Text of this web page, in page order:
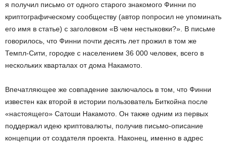
я получил письмо от одного старого знакомого Финни по
криптографическому сообществу (автор попросил не упоминать
его имя в статье) с заголовком «В чем нестыковки?». В письме
говорилось, что Финни почти десять лет прожил в том же
Темпл-Сити, городке с населением 36 000 человек, всего в
нескольких кварталах от дома Накамото.
Впечатляющее же совпадение заключалось в том, что Финни
известен как второй в истории пользователь Биткойна после
«настоящего» Сатоши Накамото. Он также одним из первых
поддержал идею криптовалюты, получив письмо-описание
концепции от создателя проекта. Наконец, именно в адрес